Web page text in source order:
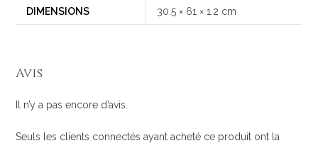
DIMENSIONS 30.5 × 61 × 1.2 cm
Avis
Il n’y a pas encore d’avis.
Seuls les clients connectés ayant acheté ce produit ont la